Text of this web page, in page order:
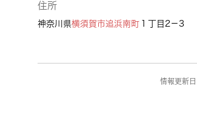
住所
神奈川県横須賀市追浜南町 １丁目2－3
情報更新